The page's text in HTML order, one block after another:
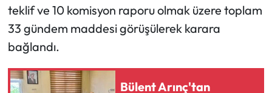
teklif ve 10 komisyon raporu olmak üzere toplam
33 gündem maddesi görüşülerek karara
bağlandı.
Bülent Arınç'tan